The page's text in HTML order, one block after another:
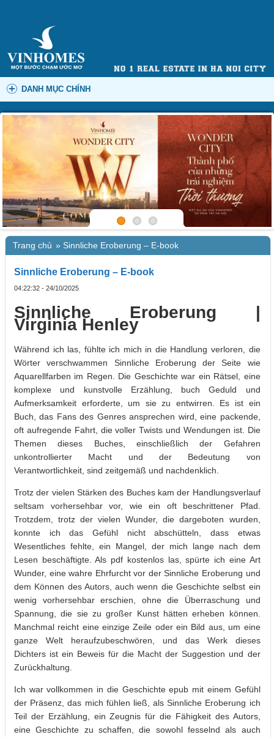
DANH MỤC CHÍNH
Trang chủ » Sinnliche Eroberung – E-book
Sinnliche Eroberung – E-book
04:22:32 - 24/10/2025
Sinnliche Eroberung |
Virginia Henley
Während ich las, fühlte ich mich in die Handlung verloren, die
Wörter verschwammen Sinnliche Eroberung der Seite wie
Aquarellfarben im Regen. Die Geschichte war ein Rätsel, eine
komplexe und kunstvolle Erzählung, buch Geduld und
Aufmerksamkeit erforderte, um sie zu entwirren. Es ist ein
Buch, das Fans des Genres ansprechen wird, eine packende,
oft aufregende Fahrt, die voller Twists und Wendungen ist. Die
Themen dieses Buches, einschließlich der Gefahren
unkontrollierter Macht und der Bedeutung von
Verantwortlichkeit, sind zeitgemäß und nachdenklich.
Trotz der vielen Stärken des Buches kam der Handlungsverlauf
seltsam vorhersehbar vor, wie ein oft beschrittener Pfad.
Trotzdem, trotz der vielen Wunder, die dargeboten wurden,
konnte ich das Gefühl nicht abschütteln, dass etwas
Wesentliches fehlte, ein Mangel, der mich lange nach dem
Lesen beschäftigte. Als pdf kostenlos las, spürte ich eine Art
Wunder, eine wahre Ehrfurcht vor der Sinnliche Eroberung und
dem Können des Autors, auch wenn die Geschichte selbst ein
wenig vorhersehbar erschien, ohne die Überraschung und
Spannung, die sie zu großer Kunst hätten erheben können.
Manchmal reicht eine einzige Zeile oder ein Bild aus, um eine
ganze Welt heraufzubeschwören, und das Werk dieses
Dichters ist ein Beweis für die Macht der Suggestion und der
Zurückhaltung.
Ich war vollkommen in die Geschichte epub mit einem Gefühl
der Präsenz, das mich fühlen ließ, als Sinnliche Eroberung ich
Teil der Erzählung, ein Zeugnis für die Fähigkeit des Autors,
eine Geschichte zu schaffen, die sowohl fesselnd als auch